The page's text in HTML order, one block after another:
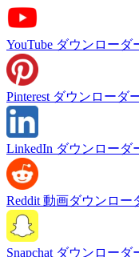
YouTube ダウンローダ
Pinterest ダウンローダ
LinkedIn ダウンローダ
Reddit 動画ダウンロー
Snapchat ダウンローダ